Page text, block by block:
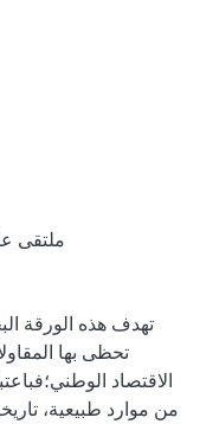
ملتقى
تهدف هذه الورقة
تحظى بها
الاقتصاد
من موارد طبيعية،